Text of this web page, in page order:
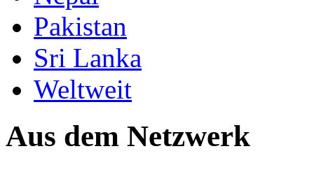
Pakistan
Sri Lanka
Weltweit
Aus dem Netzwerk